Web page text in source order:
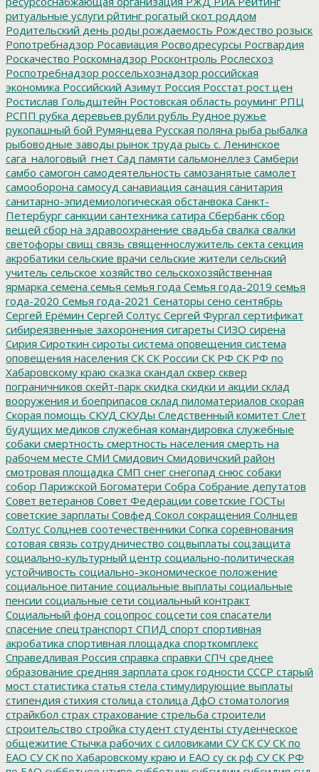
ритуальные услуги рйтинг рогатый скот роддом
Родительский день роды рождаемость Рождество розыск
Ропотребнадзор Росавиация Росводресурсы Росгвардия
Роскачество Роскомнадзор Росконтроль Рослесхоз
Роспотребнадзор россельхознадзор российская
экономика Российский Азимут Россия Росстат рост цен
Ростислав Гольдштейн Ростовская область роуминг РПЦ
РСПП рубка деревьев рубли рубль Рудное ружье
рукопашный бой Румянцева Русская поляна рыба рыбалка
рыбоводные заводы рынок труда рысь с. Ленинское
сага_налоговый_гнет Сад памяти сальмонеллез Самбери
самбо самогон самодеятельность самозанятые самолет
самооборона самосуд санавиация санация санитария
санитарно-эпидемиологическая обстанвока Санкт-
Петербург санкции сантехника сатира Сбербанк сбор
вещей сбор на здравоохранение свадьба свалка свалки
светофоры свищ связь священнослужитель секта секция
акробатики сельские врачи сельские жители сельский
учитель сельское хозяйство сельскохозяйственная
ярмарка семена семья семья года Семья года-2019 семья
года-2020 Семья года-2021 Сенаторы сено сентябрь
Сергей Ерёмин Сергей Солтус Сергей Фургал сертификат
сибиреязвенные захоронения сигареты СИЗО сирена
Сирия Сироткин сироты система оповещения система
оповещения населения СК СК России СК РФ СК РФ по
Хабаровскому краю сказка скандал сквер сквер
пограничников скейт-парк скидка скидки и акции склад
вооружения и боеприпасов склад пиломатериалов скорая
Скорая помощь СКУД СКУДы Следственный комитет Слет
будущих медиков служебная командировка служебные
собаки смертность смертность населения смерть на
рабочем месте СМИ Смидович Смидовичский район
смотровая площадка СМП снег снегопад снюс собаки
собор Парижской Богоматери Собра Собрание депутатов
Совет ветеранов Совет Федерации советские ГОСТы
советские зарплаты Совфед Сокол сокращения Солнцев
Солтус Солцнев соотечественники Сопка соревнования
сотовая связь сотрудничество соцвыплаты соцзащита
социально-культурный центр социально-политическая
устойчивость социально-экономическое положение
социальное питание социальные выплаты социальные
пенсии социальные сети социальный контракт
Социальный фонд соцопрос соцсети соя спасатели
спасение спецтранспорт СПИД спорт спортивная
акробатика спортивная площадка спорткомплекс
Справедливая Россия справка справки СПЧ среднее
образование средняя зарплата срок годности СССР старый
мост статистика статья стела стимулирующие выплаты
стипендия стихия столица столица ДфО стоматология
страйкбол страх страхование стрельба строители
строительство стройка студент студенты студенческое
общежитие Стычка рабочих с силовиками СУ СК СУ СК по
ЕАО СУ СК по Хабаровскому краю и ЕАО су ск рф СУ СК РФ